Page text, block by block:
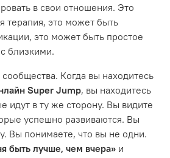
в свои отношения. Это
терапия, это может быть
это может быть простое
близкими.
Когда вы находитесь
Super Jump, вы находитесь
идут в ту же сторону. Вы видите
успешно развиваются. Вы
Вы понимаете, что вы не одни.
быть лучше, чем вчера» и